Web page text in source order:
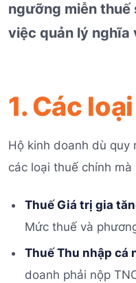
ngưỡng miễn thuế
việc quản lý nghĩa
1. Các
Hộ kinh doanh dù quy
các loại thuế chính
Thuế Giá trị gia
Mức thuế và
Thuế Thu nhập cá
doanh phải nộp